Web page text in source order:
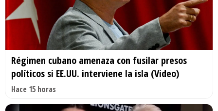
Régimen cubano amenaza con fusilar presos
políticos si EE.UU. interviene la isla (Video)
Hace 15 horas